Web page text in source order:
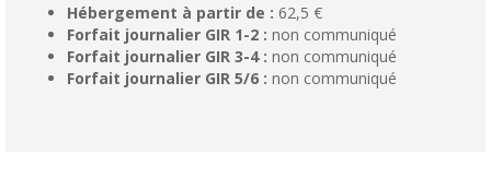
Hébergement à partir de : 62,5 €
Forfait journalier GIR 1-2 : non communiqué
Forfait journalier GIR 3-4 : non communiqué
Forfait journalier GIR 5/6 : non communiqué